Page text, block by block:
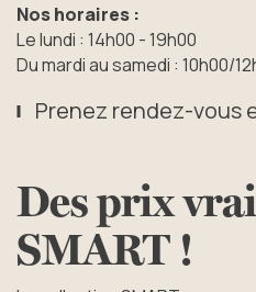
Nos horaires :
Le lundi : 14h00 - 19h00
Du mardi au samedi : 10h00/
Prenez rendez-vous
Des prix
SMART !